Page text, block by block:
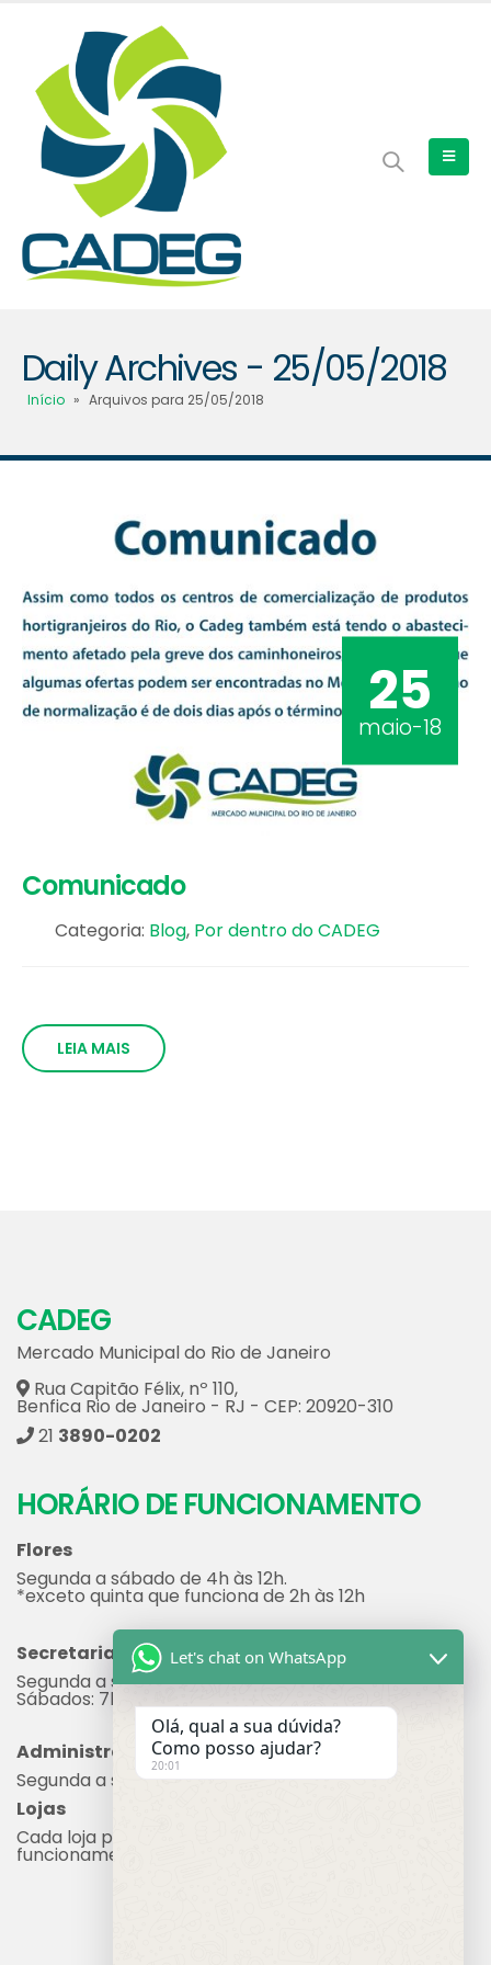
Daily Archives - 25/05/2018
Início » Arquivos para 25/05/2018
25
maio-18
Comunicado
Categoria: Blog, Por dentro do CADEG
LEIA MAIS
CADEG
Mercado Municipal do Rio de Janeiro
Rua Capitão Félix, nº 110,
Benfica Rio de Janeiro - RJ - CEP: 20920-310
21 3890-0202
HORÁRIO DE FUNCIONAMENTO
Flores
Segunda a sábado de 4h às 12h.
*exceto quinta que funciona de 2h às 12h
Secretaria
Segunda a sexta: 7h às 17h
Sábados: 7h às 12h
Administração
Segunda a sexta: 8h às 17h
Lojas
Cada loja possui seu próprio horário de
funcionamento.
Let's chat on WhatsApp
Olá, qual a sua dúvida?
Como posso ajudar?
20:01